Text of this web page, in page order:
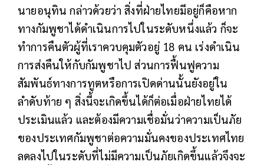
นายอนุทิน กล่าวด้วยว่า สิ่งที่ฝ่ายไทยมีอยู่ก็คือหาก
ทางกัมพูชาได้ดำเนินการไปในระดับหนึ่งแล้ว ก็จะ
ทำการคืนตัวผู้ที่เราควบคุมตัวอยู่ 18 คน เร่งดำเนิน
การส่งคืนให้กับกัมพูชาไป ส่วนการฟื้นฟูความ
สัมพันธ์ทางการทูตหรือการเปิดด่านนั้นยังอยู่ใน
ลำดับท้าย ๆ สิ่งนี้จะเกิดขึ้นได้ก็ต่อเมื่อฝ่ายไทยได้
ประเมินแล้ว และต้องมีความเชื่อมั่นว่าความเป็นภัย
ของประเทศกัมพูชาต่อความมั่นคงของประเทศไทย
ลดลงไปในระดับที่ไม่มีความเป็นภัยเกิดขึ้นแล้วจึงจะ